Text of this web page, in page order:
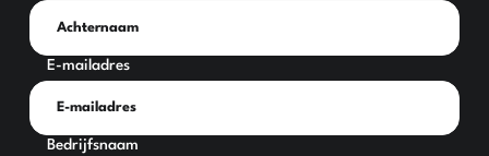
E-mailadres
Bedrijfsnaam